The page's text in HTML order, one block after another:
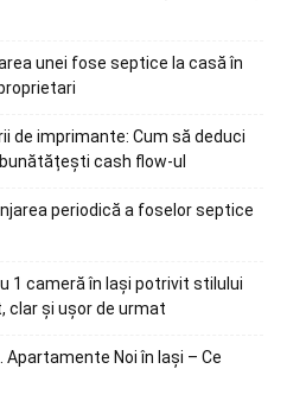
unei fose septice la casă în
de imprimante: Cum să deduci
cash flow-ul
periodică a foselor septice
1 cameră în Iași potrivit stilului
clar și ușor de urmat
Noi în Iași – Ce